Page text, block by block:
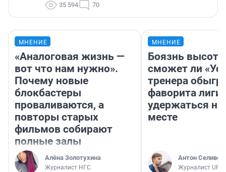
35 594 70
МНЕНИЕ
«Аналоговая жизнь —
вот что нам нужно».
Почему новые
блокбастеры
проваливаются, а
повторы старых
фильмов собирают
полные залы
Алёна Золотухина
Журналист НГС
МНЕНИЕ
Боязнь
сможет ли
тренера
фаворита лиги
удержаться
месте
Антон
Журналист